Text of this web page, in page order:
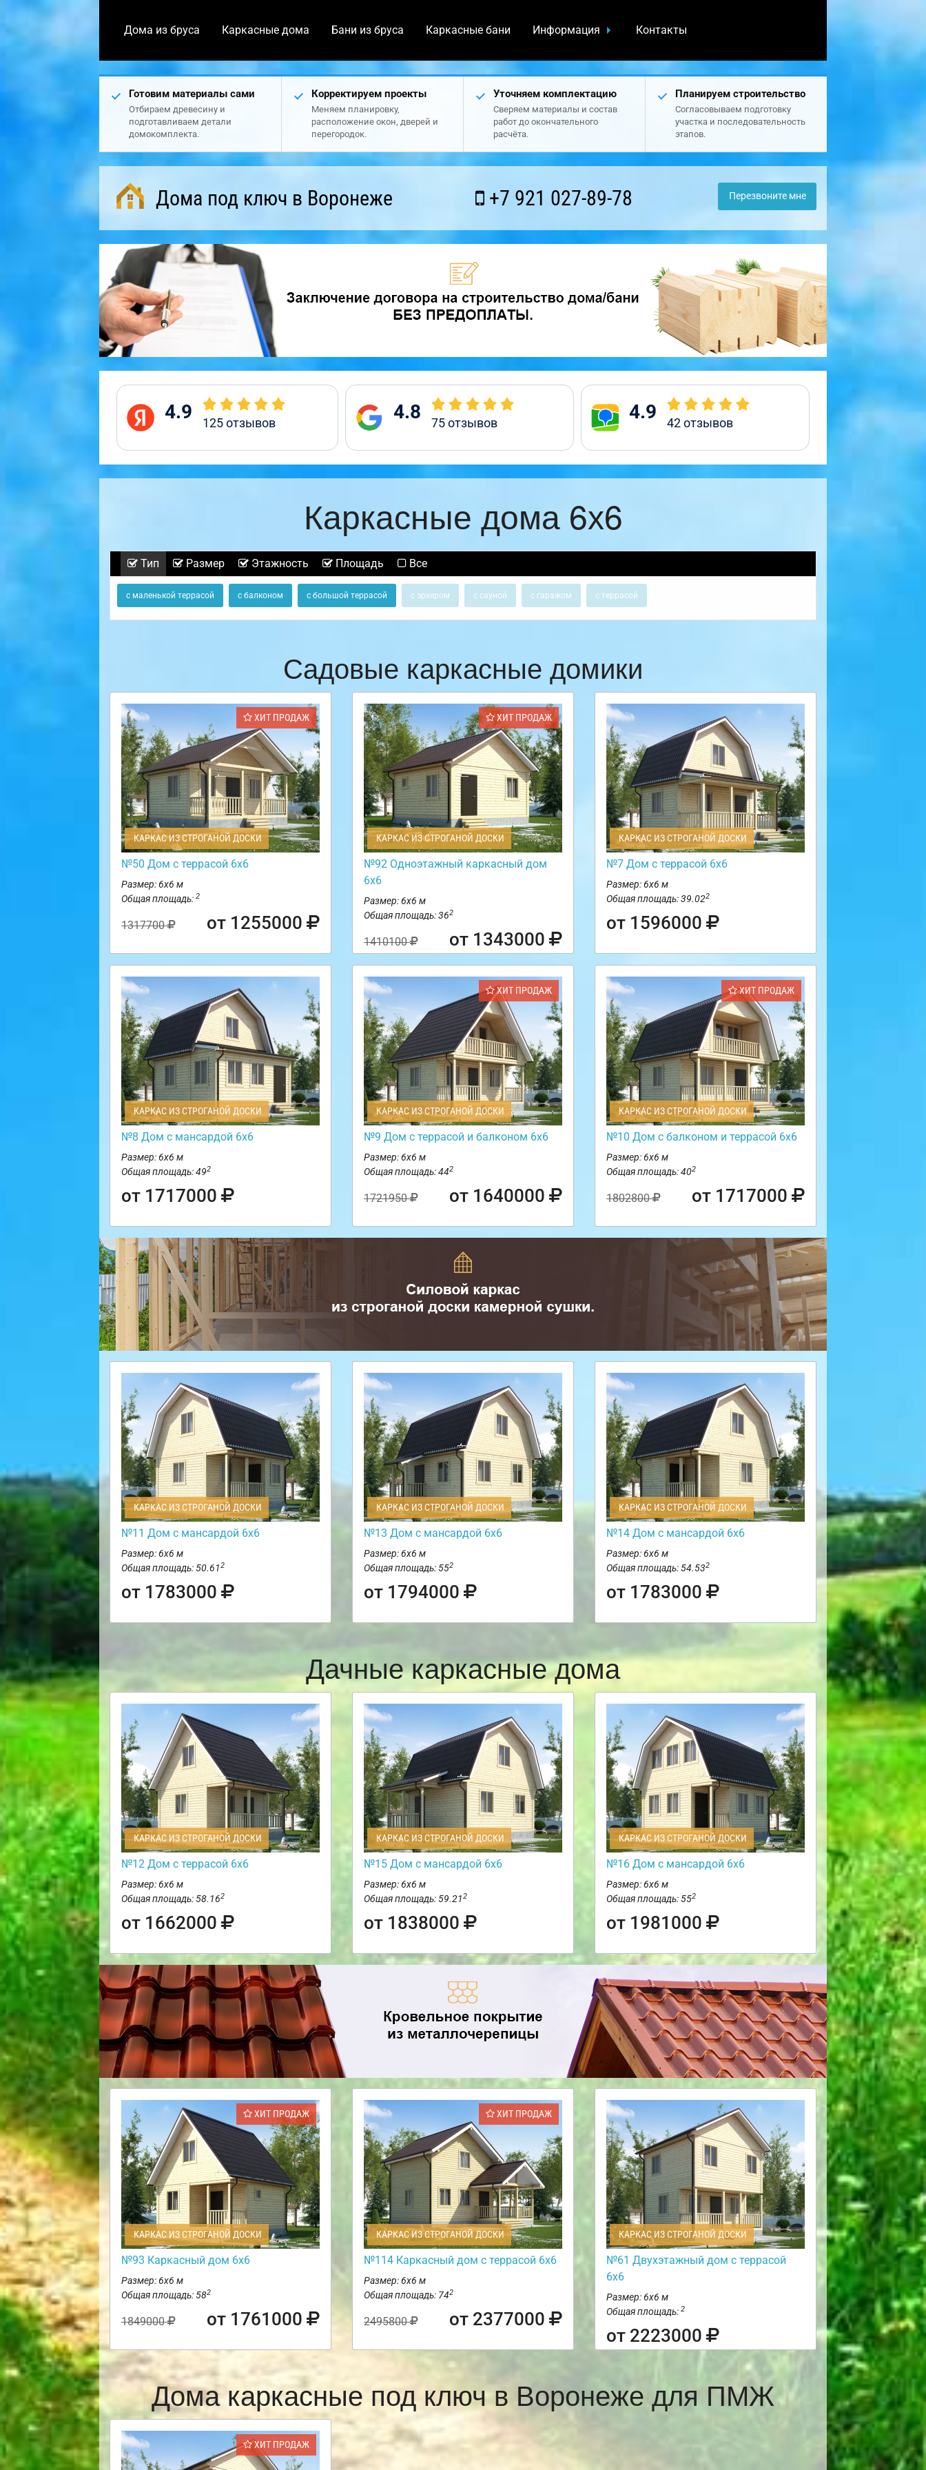
Дома из бруса Каркасные дома Бани из бруса Каркасные бани Информация Контакты
Готовим материалы сами
Отбираем древесину и
подготавливаем детали
домокомплекта.
Корректируем проекты
Меняем планировку,
расположение окон, дверей и
перегородок.
Уточняем комплектацию
Сверяем материалы и состав
работ до окончательного
расчёта.
Планируем строительство
Согласовываем подготовку
участка и последовательность
этапов.
Дома под ключ в Воронеже +7 921 027-89-78 Перезвоните мне
4.9 125отзывов 4.8 75отзывов 4.9 42отзывов
Каркасные дома 6х6
Тип Размер Этажность Площадь Все
с маленькой террасой с балконом с большой террасой с эркером с сауной с гаражом с террасой
Садовые каркасные домики
ХИТ ПРОДАЖ
КАРКАС ИЗ СТРОГАНОЙ ДОСКИ
№50 Дом с террасой 6х6
Размер: 6х6 м
Общая площадь: 2
1317700 от 1255000
ХИТ ПРОДАЖ
КАРКАС ИЗ СТРОГАНОЙ ДОСКИ
№92 Одноэтажный каркасный дом
6х6
Размер: 6х6 м
Общая площадь: 362
1410100 от 1343000
КАРКАС ИЗ СТРОГАНОЙ ДОСКИ
№7 Дом с террасой 6х6
Размер: 6х6 м
Общая площадь: 39.022
от 1596000
КАРКАС ИЗ СТРОГАНОЙ ДОСКИ
№8 Дом с мансардой 6х6
Размер: 6х6 м
Общая площадь: 492
от 1717000
ХИТ ПРОДАЖ
КАРКАС ИЗ СТРОГАНОЙ ДОСКИ
№9 Дом с террасой и балконом 6х6
Размер: 6х6 м
Общая площадь: 442
1721950 от 1640000
ХИТ ПРОДАЖ
КАРКАС ИЗ СТРОГАНОЙ ДОСКИ
№10 Дом с балконом и террасой 6х6
Размер: 6х6 м
Общая площадь: 402
1802800 от 1717000
КАРКАС ИЗ СТРОГАНОЙ ДОСКИ
№11 Дом с мансардой 6х6
Размер: 6х6 м
Общая площадь: 50.612
от 1783000
КАРКАС ИЗ СТРОГАНОЙ ДОСКИ
№13 Дом с мансардой 6х6
Размер: 6х6 м
Общая площадь: 552
от 1794000
КАРКАС ИЗ СТРОГАНОЙ ДОСКИ
№14 Дом с мансардой 6х6
Размер: 6х6 м
Общая площадь: 54.532
от 1783000
Дачные каркасные дома
КАРКАС ИЗ СТРОГАНОЙ ДОСКИ
№12 Дом с террасой 6х6
Размер: 6х6 м
Общая площадь: 58.162
от 1662000
КАРКАС ИЗ СТРОГАНОЙ ДОСКИ
№15 Дом с мансардой 6х6
Размер: 6х6 м
Общая площадь: 59.212
от 1838000
КАРКАС ИЗ СТРОГАНОЙ ДОСКИ
№16 Дом с мансардой 6х6
Размер: 6х6 м
Общая площадь: 552
от 1981000
ХИТ ПРОДАЖ
КАРКАС ИЗ СТРОГАНОЙ ДОСКИ
№93 Каркасный дом 6х6
Размер: 6х6 м
Общая площадь: 582
1849000 от 1761000
ХИТ ПРОДАЖ
КАРКАС ИЗ СТРОГАНОЙ ДОСКИ
№114 Каркасный дом с террасой 6х6
Размер: 6х6 м
Общая площадь: 742
2495800 от 2377000
КАРКАС ИЗ СТРОГАНОЙ ДОСКИ
№61 Двухэтажный дом с террасой
6х6
Размер: 6х6 м
Общая площадь: 2
от 2223000
Дома каркасные под ключ в Воронеже для ПМЖ
ХИТ ПРОДАЖ